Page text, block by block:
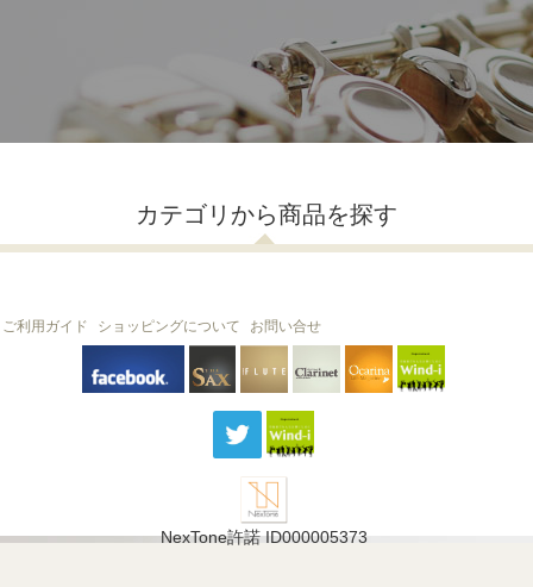
カテゴリから商品を探す
THE SAX The Clarinet
Ocarina
ご利用ガイド ショッピングについて お問い合せ
NexTone許諾 ID000005373